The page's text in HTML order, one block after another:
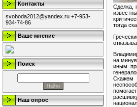
Контакты
svoboda2012@yandex.ru +7-953-
934-74-86
Ваше мнение
Поиск
Наш опрос
Сделка,
тогда
на
иным
Скажем